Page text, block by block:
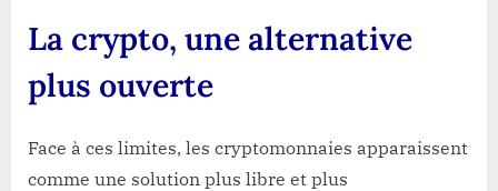
La crypto, une alternative
plus ouverte
Face à ces limites, les cryptomonnaies apparaissent
comme une solution plus libre et plus